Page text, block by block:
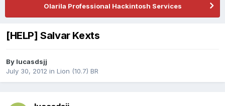
Olarila Professional Hackintosh Services
[HELP] Salvar Kexts
By lucasdsjj
July 30, 2012 in Lion (10.7) BR